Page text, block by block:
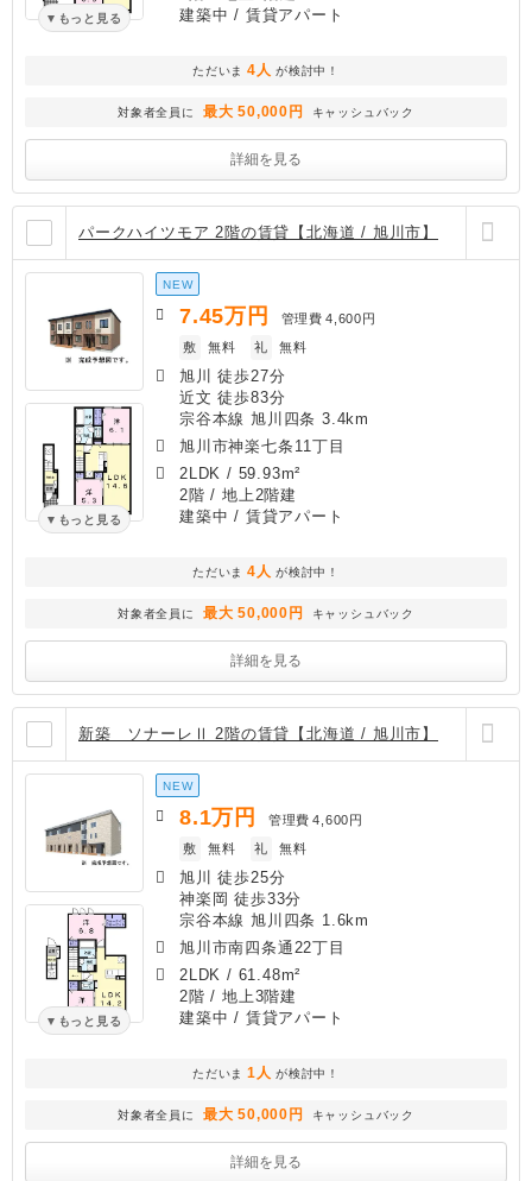
もっと見る
建築中 / 賃貸アパート
ただいま 4人 が検討中！
対象者全員に 最大 50,000円 キャッシュバック
詳細を見る
パークハイツモア 2階の賃貸【北海道 / 旭川市】
もっと見る
NEW
7.45万円 管理費 4,600円
敷
無料 礼 無料
旭川 徒歩27分
近文 徒歩83分
宗谷本線 旭川四条 3.4km
旭川市神楽七条11丁目
2LDK / 59.93m²
2階 / 地上2階建
建築中 / 賃貸アパート
ただいま 4人 が検討中！
対象者全員に 最大 50,000円 キャッシュバック
詳細を見る
新築 ソナーレⅡ 2階の賃貸【北海道 / 旭川市】
もっと見る
NEW
8.1万円 管理費 4,600円
敷
無料 礼 無料
旭川 徒歩25分
神楽岡 徒歩33分
宗谷本線 旭川四条 1.6km
旭川市南四条通22丁目
2LDK / 61.48m²
2階 / 地上3階建
建築中 / 賃貸アパート
ただいま 1人 が検討中！
対象者全員に 最大 50,000円 キャッシュバック
詳細を見る